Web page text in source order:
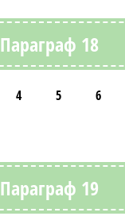
Параграф 18
4 5 6
Параграф 19